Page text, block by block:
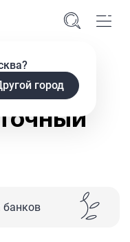
город
банков